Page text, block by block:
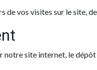
de vos visites sur le site,
notre site internet, le